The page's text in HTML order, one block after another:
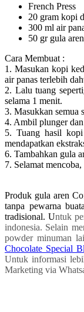
French Press
20 gram kopi
300 ml air
50 gr gula aren
Cara Membuat :
1. Masukan kopi
air panas terlebih
2. Lalu tuang
selama 1 menit.
3. Masukkan semua
4. Ambil plunger
5. Tuang hasil
mendapatkan
6. Tambahkan gula
7. Selamat
Produk gula aren
tanpa pewarna
tradisional. Untuk
indonesia. Selain
powder minuman
Chocolate Special
Untuk informasi
Marketing via